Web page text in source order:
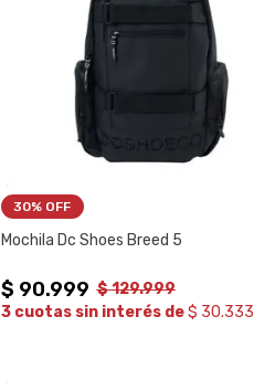
30% OFF
Mochila Dc Shoes Breed 5
$ 90.999 $129.999
3 cuotas sin interés de $ 30.333